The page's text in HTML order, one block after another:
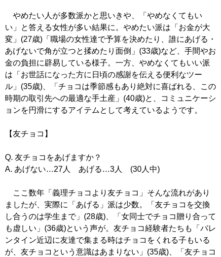
やめたい人が多数派かと思いきや、「やめなくてもい
い」と答える女性が多い結果に。やめたい派は「お金が大
変」(27歳)「職場の女性達で予算を決めたり、誰にあげる・
あげないで角が立つと揉めたり面倒」(33歳)など、手間やお
金の負担に辟易している様子。一方、やめなくてもいい派
は「お世話になった方に日頃の感謝を伝える便利なツー
ル」(35歳)、「チョコは季節感もあり絶対に喜ばれる、この
時期の取引先への最適な手土産」(40歳)と、コミュニケーシ
ョンを円滑にするアイテムとして考えているようです。
【友チョコ】
Q. 友チョコをあげますか？
A. あげない…27人 あげる…3人 (30人中)
ここ数年「義理チョコより友チョコ」そんな流れがあり
ましたが、実際に「あげる」派は少数。「友チョコを交換
し合うのは学生まで」(28歳)、「女同士でチョコ贈り合って
も虚しい」(36歳)という声が。友チョコ経験者たちも「バレ
ンタイン近辺に友達で集まる時はチョコをくれる子もいる
が、友チョコという意識はあまりない」(35歳)、「友チョコ